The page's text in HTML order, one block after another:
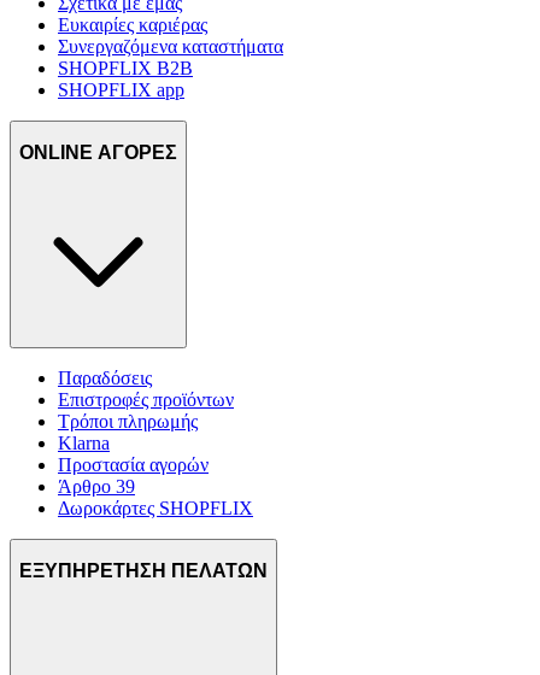
Ευκαιρίες καριέρας
Συνεργαζόμενα καταστήματα
SHOPFLIX B2B
SHOPFLIX app
ONLINE ΑΓΟΡΕΣ
Παραδόσεις
Επιστροφές προϊόντων
Τρόποι πληρωμής
Klarna
Προστασία αγορών
Άρθρο 39
Δωροκάρτες SHOPFLIX
ΕΞΥΠΗΡΕΤΗΣΗ ΠΕΛΑΤΩΝ